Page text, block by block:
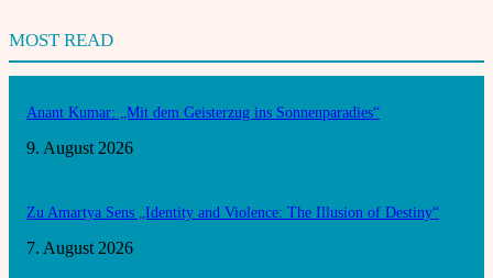
MOST READ
Anant Kumar: „Mit dem Geisterzug ins Sonnenparadies“
9. August 2026
Zu Amartya Sens „Identity and Violence: The Illusion of Destiny“
7. August 2026